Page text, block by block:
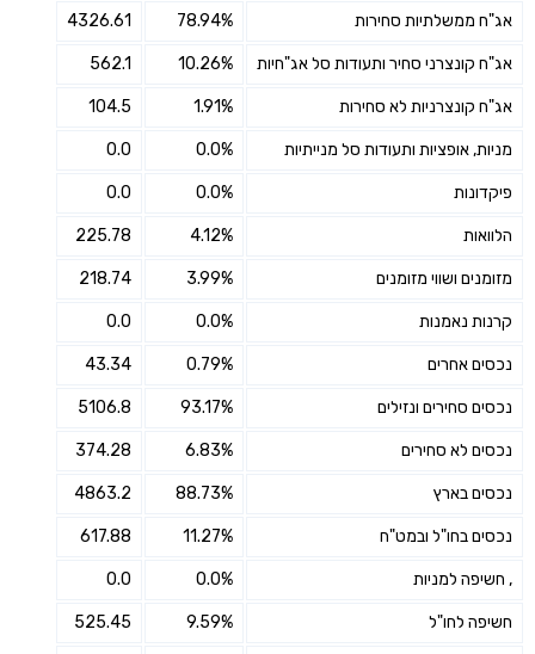
אג"ח ממשלתיות סחירות 78.94%
4326.61
אג"ח קונצרני סחיר ותעודות סל אג"חיות 10.26%
562.1
אג"ח קונצרניות לא סחירות 1.91%
104.5
מניות, אופציות ותעודות סל מנייתיות 0.0%
0.0
פיקדונות 0.0%
0.0
הלוואות 4.12%
225.78
מזומנים ושווי מזומנים 3.99%
218.74
קרנות נאמנות 0.0%
0.0
נכסים אחרים 0.79%
43.34
נכסים סחירים ונזילים 93.17%
5106.8
נכסים לא סחירים 6.83%
374.28
נכסים בארץ 88.73%
4863.2
נכסים בחו"ל ובמט"ח 11.27%
617.88
, חשיפה למניות 0.0%
0.0
חשיפה לחו"ל 9.59%
525.45